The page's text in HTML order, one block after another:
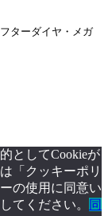
ターダイヤ・メガ
としてCookieが
「クッキーポリ
の使用に同意い
てください。
同